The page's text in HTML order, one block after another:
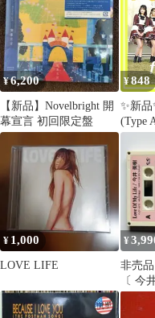
¥6,200
【新品】Novelbright 開
幕宣言 初回限定盤
¥848
✨新品
(Type
¥ 1,000
LOVE LIFE
¥
非売
〔 今
My